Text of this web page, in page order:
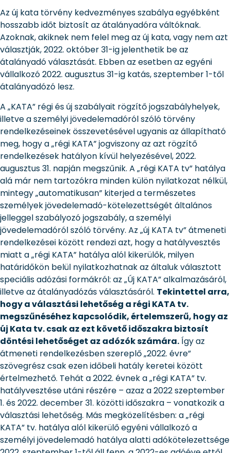
Az új kata törvény kedvezményes szabálya egyébként
hosszabb időt biztosít az átalányadóra váltóknak.
Azoknak, akiknek nem felel meg az új kata, vagy nem azt
választják, 2022. október 31-ig jelenthetik be az
átalányadó választását. Ebben az esetben az egyéni
vállalkozó 2022. augusztus 31-ig katás, szeptember 1-től
átalányadózó lesz.
A „KATA” régi és új szabályait rögzítő jogszabályhelyek,
illetve a személyi jövedelemadóról szóló törvény
rendelkezéseinek összevetésével ugyanis az állapítható
meg, hogy a „régi KATA” jogviszony az azt rögzítő
rendelkezések hatályon kívül helyezésével, 2022.
augusztus 31. napján megszűnik. A „régi KATA tv” hatálya
alá már nem tartozókra minden külön nyilatkozat nélkül,
mintegy „automatikusan” kiterjed a természetes
személyek jövedelemadó-kötelezettségét általános
jelleggel szabályozó jogszabály, a személyi
jövedelemadóról szóló törvény. Az „új KATA tv” átmeneti
rendelkezései között rendezi azt, hogy a hatályvesztés
miatt a „régi KATA” hatálya alól kikerülők, milyen
határidőkön belül nyilatkozhatnak az általuk választott
speciális adózási formákról: az „Új KATA” alkalmazásáról,
illetve az átalányadózás választásáról. Tekintettel arra,
hogy a választási lehetőség a régi KATA tv.
megszűnéséhez kapcsolódik, értelemszerű, hogy az
új Kata tv. csak az ezt követő időszakra biztosít
döntési lehetőséget az adózók számára.Így az
átmeneti rendelkezésben szereplő „2022. évre”
szövegrész csak ezen időbeli hatály keretei között
értelmezhető. Tehát a 2022. évnek a „régi KATA” tv.
hatályvesztése utáni részére – azaz a 2022 szeptember
1. és 2022. december 31. közötti időszakra – vonatkozik a
választási lehetőség. Más megközelítésben: a „régi
KATA” tv. hatálya alól kikerülő egyéni vállalkozó a
személyi jövedelemadó hatálya alatti adókötelezettsége